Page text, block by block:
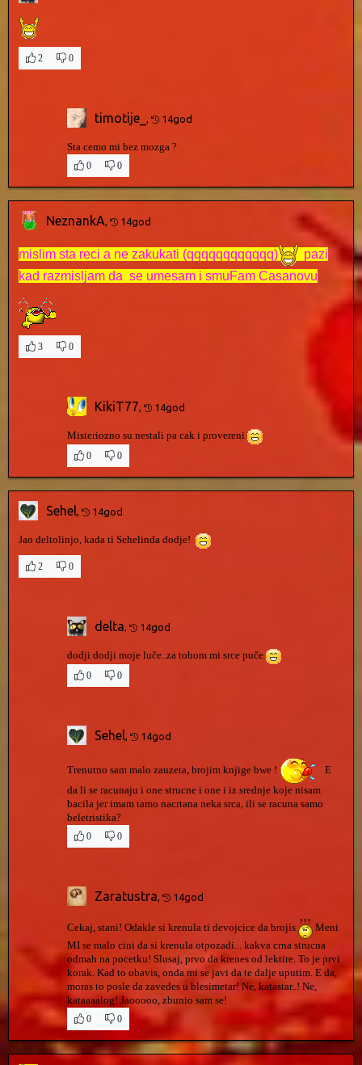
2 0
timotije_ 14god
Sta cemo mi bez mozga ?
0
0
NeznankA 14god
mislim sta reci a ne zakukati (qqqqqqqqqqqq)
pazi
kad razmisljam da se umesam i smuFam Casanovu
3 0
KikiT77 14god
Misteriozno su nestali pa cak i provereni
0
0
Sehel 14god
Jao deltolinjo, kada ti Sehelinda dodje!
2 0
delta 14god
dodji dodji moje luče..za tobom mi srce puče
0
0
Sehel 14god
Trenutno sam malo zauzeta, brojim knjige bwe !
E
da li se racunaju i one strucne i one i iz srednje koje nisam
bacila jer imam tamo nacrtana neka srca, ili se racuna samo
beletristika?
0
0
Zaratustra 14god
Cekaj, stani! Odakle si krenula ti devojcice da brojis
Meni
MI se malo cini da si krenula otpozadi... kakva crna strucna
odmah na pocetku! Slusaj, prvo da krenes od lektire. To je prvi
korak. Kad to obavis, onda mi se javi da te dalje uputim. E da,
moras to posle da zavedes u blesimetar! Ne, katastar..! Ne,
kataaaalog! Jaooooo, zbunio sam se!
0
0